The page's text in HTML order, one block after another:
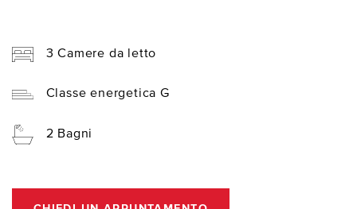
3 Camere da letto
Classe energetica G
2 Bagni